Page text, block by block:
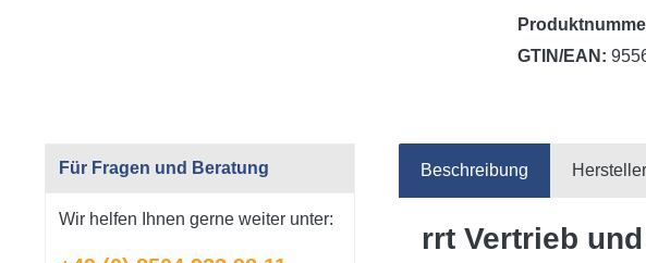
GTIN/EAN:
Für Fragen und Beratung
Wir helfen Ihnen gerne weiter unter:
Beschreibung Hersteller
rrt Vertrieb